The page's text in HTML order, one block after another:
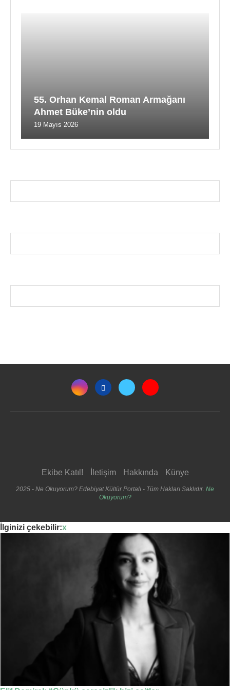
55. Orhan Kemal Roman Armağanı
Ahmet Büke’nin oldu
19 Mayıs 2026
Ekibe Katıl! İletişim Hakkında Künye
2025 - Ne Okuyorum? Edebiyat Kültür Portalı - Tüm Hakları Saklıdır. Ne
Okuyorum?
İlginizi çekebilir:x